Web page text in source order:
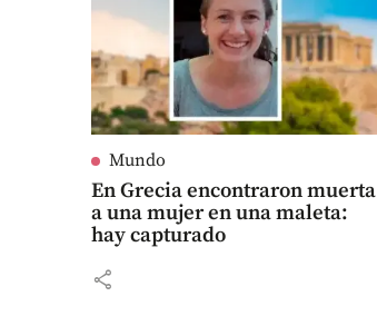
Mundo
En Grecia encontraron muerta
a una mujer en una maleta:
hay capturado
share